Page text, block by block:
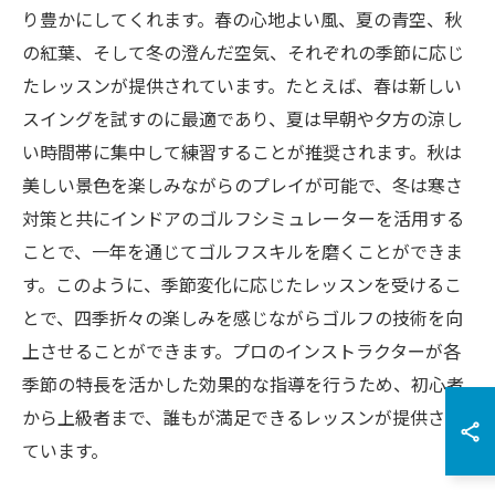
り豊かにしてくれます。春の心地よい風、夏の青空、秋
の紅葉、そして冬の澄んだ空気、それぞれの季節に応じ
たレッスンが提供されています。たとえば、春は新しい
スイングを試すのに最適であり、夏は早朝や夕方の涼し
い時間帯に集中して練習することが推奨されます。秋は
美しい景色を楽しみながらのプレイが可能で、冬は寒さ
対策と共にインドアのゴルフシミュレーターを活用する
ことで、一年を通じてゴルフスキルを磨くことができま
す。このように、季節変化に応じたレッスンを受けるこ
とで、四季折々の楽しみを感じながらゴルフの技術を向
上させることができます。プロのインストラクターが各
季節の特長を活かした効果的な指導を行うため、初心者
から上級者まで、誰もが満足できるレッスンが提供され
ています。